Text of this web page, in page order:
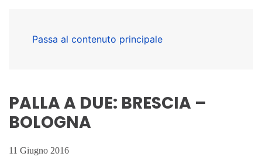
Passa al contenuto principale
PALLA A DUE: BRESCIA –
BOLOGNA
11 Giugno 2016